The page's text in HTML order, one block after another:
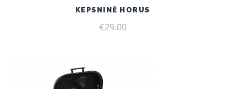
KEPSNINĖ HORUS
€29.00